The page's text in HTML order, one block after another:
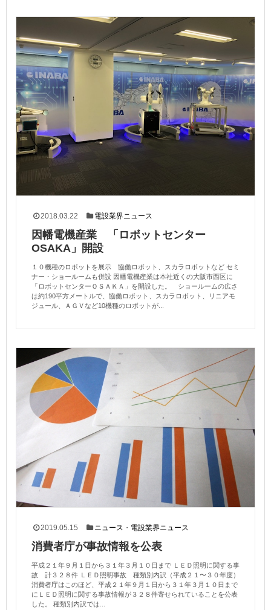
2018.03.22 電設業界ニュース
因幡電機産業 「ロボットセンター
OSAKA」開設
１０機種のロボットを展示 協働ロボット、スカラロボットなど セミ
ナー・ショールームも併設 因幡電機産業は本社近くの大阪市西区に
「ロボットセンターＯＳＡＫＡ」を開設した。 ショールームの広さ
は約190平方メートルで、協働ロボット、スカラロボット、リニアモ
ジュール、ＡＧＶなど10機種のロボットが...
2019.05.15 ニュース ・ 電設業界ニュース
消費者庁が事故情報を公表
平成２１年９月１日から３１年３月１０日まで ＬＥＤ照明に関する事
故 計３２８件 ＬＥＤ照明事故 種類別内訳（平成２１〜３０年度）
消費者庁はこのほど、平成２１年９月１日から３１年３月１０日まで
にＬＥＤ照明に関する事故情報が３２８件寄せられていることを公表
した。 種類別内訳では...